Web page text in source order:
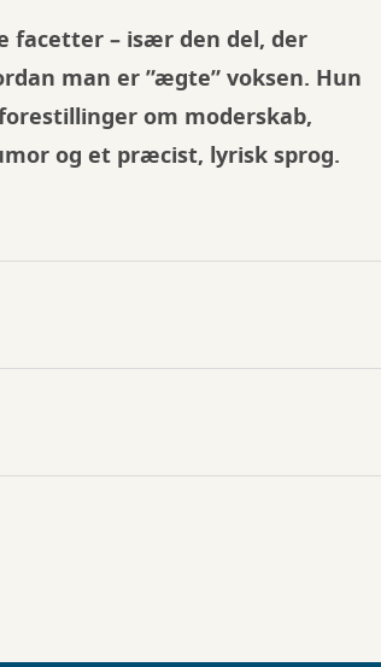
facetter – især den del, der
man er ”ægte” voksen. Hun
om moderskab,
og et præcist, lyrisk sprog.